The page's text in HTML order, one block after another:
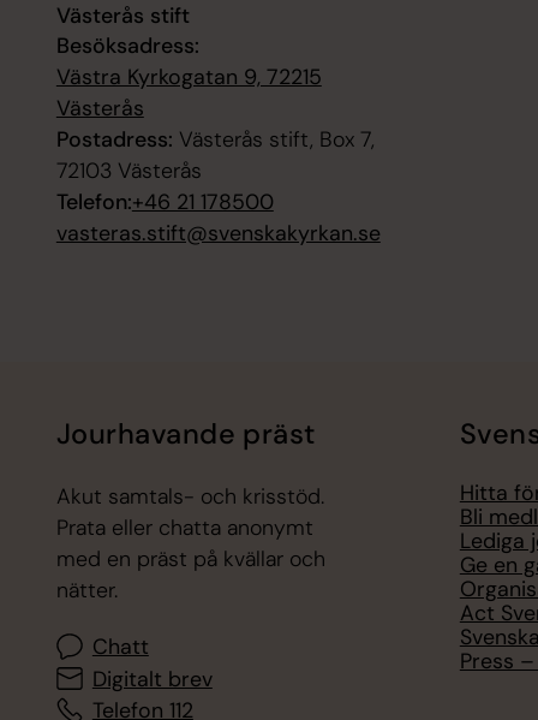
Västerås stift
Besöksadress:
Västra Kyrkogatan 9, 72215
Västerås
Postadress: Västerås stift, Box 7,
72103 Västerås
Telefon:+46 21 178500
vasteras.stift@svenskakyrkan.se
Jourhavande präst
Akut samtals- och krisstöd.
Prata eller chatta anonymt
med en präst på kvällar och
nätter.
Chatt
Digitalt brev
Telefon 112
Hitta
Bli
Lediga
Ge en
Act
Press